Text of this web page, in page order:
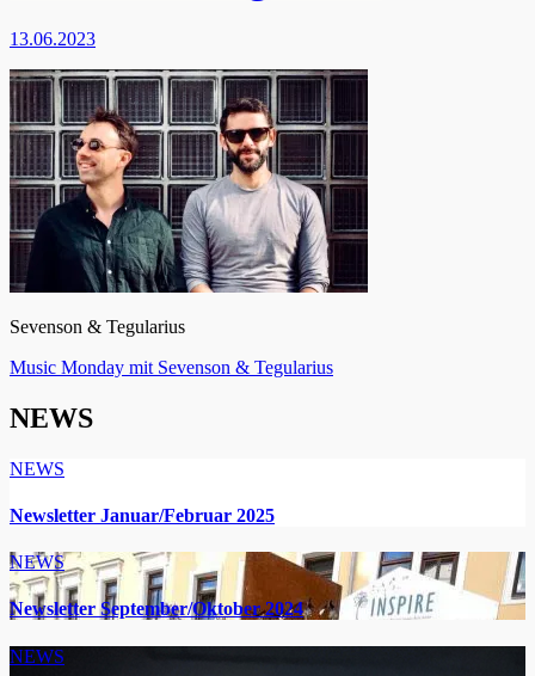
13.06.2023
Sevenson & Tegularius
Beitragsnavigation
Music Monday mit Sevenson & Tegularius
NEWS
NEWS
Newsletter Januar/Februar 2025
NEWS
Newsletter September/Oktober 2024
NEWS